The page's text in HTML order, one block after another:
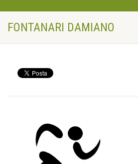
FONTANARI DAMIANO